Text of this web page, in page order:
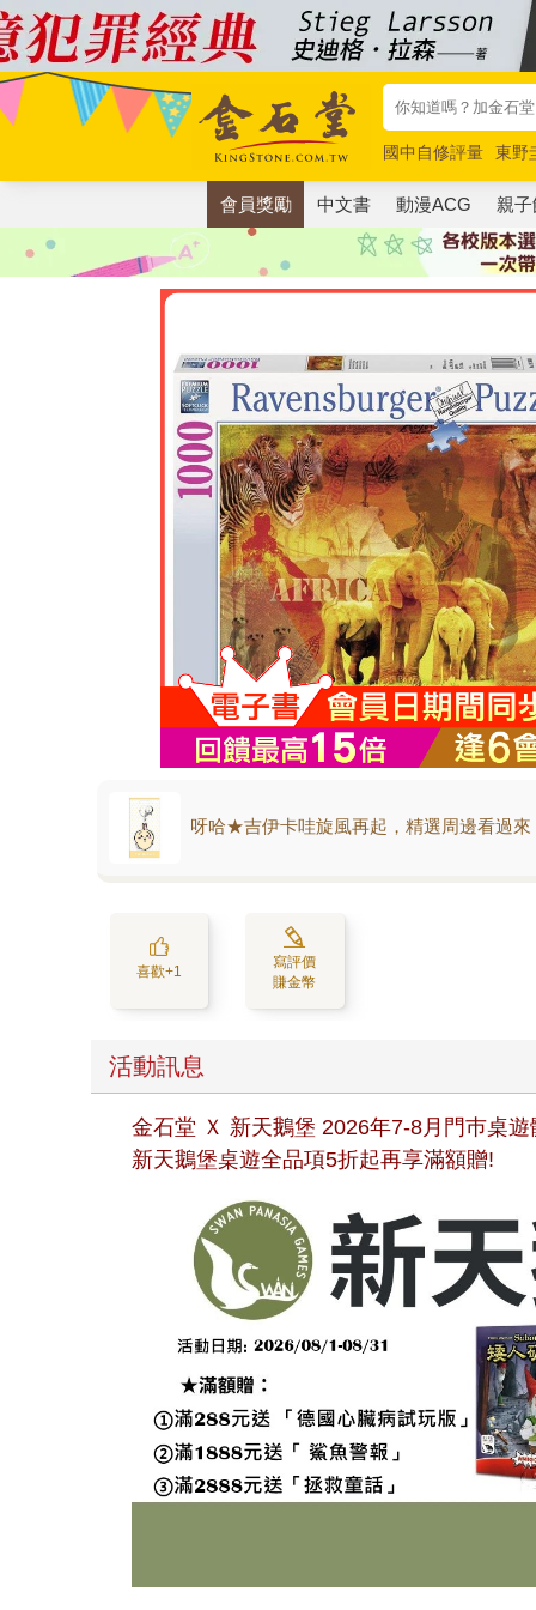
國中自修評量
東野
唯紅花綻放
奧德賽
會員獎勵 中文書 動漫ACG 親
呀哈★吉伊卡哇旋風再起，精選周邊看過來
喜歡+1
寫評價
賺金幣
活動訊息
金石堂 Ｘ 新天鵝堡 2026年7-8月門巿桌
新天鵝堡桌遊全品項5折起再享滿額贈!